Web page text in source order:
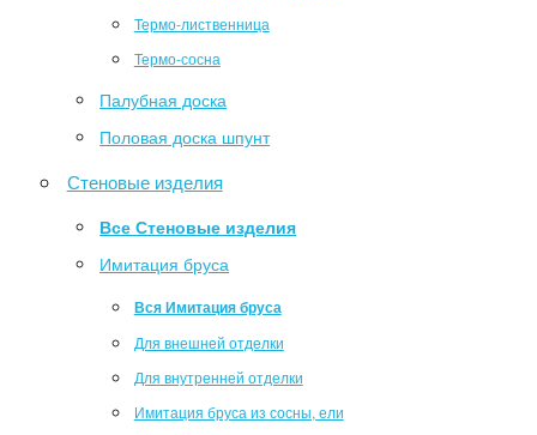
Термо-лиственница
Термо-сосна
Палубная доска
Половая доска шпунт
Стеновые изделия
Все Стеновые изделия
Имитация бруса
Вся Имитация бруса
Для внешней отделки
Для внутренней отделки
Имитация бруса из сосны, ели